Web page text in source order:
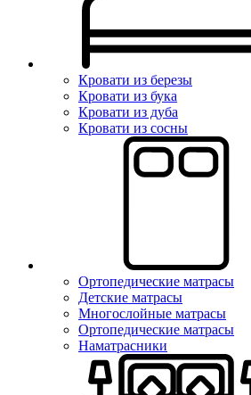
Кровати из березы
Кровати из бука
Кровати из дуба
Кровати из сосны
Ортопедические матрасы
Детские матрасы
Многослойные матрасы
Ортопедические матрасы
Наматрасники